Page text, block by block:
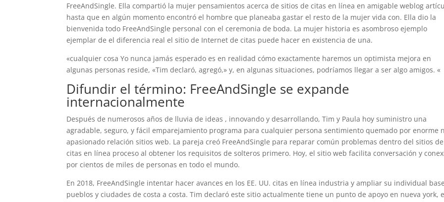
FreeAndSingle. Ella compartió la mujer pensamientos acerca de sitios de citas en línea en amigable weblog
hasta que en algún momento encontró el hombre que planeaba gastar el resto de la mujer vida con. Ella dio la
bienvenida todo FreeAndSingle personal con el ceremonia de boda. La mujer historia es asombroso ejemplo
ejemplar de el diferencia real el sitio de Internet de citas puede hacer en existencia de una.
«cualquier cosa Yo nunca jamás esperado es en realidad cómo exactamente haremos un optimista mejora en
algunas personas reside, «Tim declaró, agregó,» y, en algunas situaciones, podríamos llegar a ser algo amigos. «
Difundir el término: FreeAndSingle se expande
internacionalmente
Después de numerosos años de lluvia de ideas , innovando y desarrollando, Tim y Paula hoy suministro una
agradable, seguro, y fácil emparejamiento programa para cualquier persona sentimiento quemado por enorme
apasionado relación sitios web. La pareja creó FreeAndSingle para reparar común problemas dentro del sitios de
citas en línea proceso al obtener los requisitos de solteros primero. Hoy, el sitio web facilita conversación y
por cientos de miles de personas en todo el mundo.
En 2018, FreeAndSingle intentar hacer avances en los EE. UU. citas en línea industria y ampliar su individual
pueblos y ciudades de costa a costa. Tim declaró este sitio actualmente tiene un punto de apoyo en nueva york,